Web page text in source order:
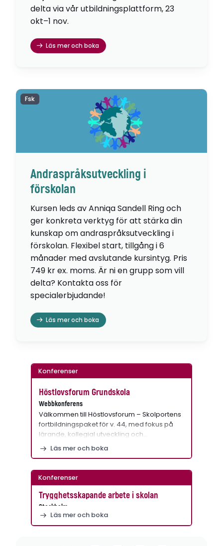
delta via vår utbildningsplattform, 23
okt–1 nov.
Läs mer och boka
Andraspråksutveckling i
förskolan
Kursen leds av Anniqa Sandell Ring och
ger konkreta verktyg för att stärka din
kunskap om andraspråksutveckling i
förskolan. Flexibel start, tillgång i 6
månader med avslutande kursintyg. Pris
749 kr ex. moms. Är ni en grupp som vill
delta? Kontakta oss för
specialerbjudande!
Läs mer och boka
Fsk
Konferenser
Höstlovsforum Grundskola
Webbkonferens
Välkommen till Höstlovsforum – Skolportens
fortbildningspaket för v. 44, med fokus på
lärande, kollegial utveckling och…
Läs mer och boka
Konferenser
Trygghetsskapande arbete i skolan
Stockholm
Läs mer och boka